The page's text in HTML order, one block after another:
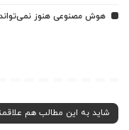
هوش مصنوعی هنوز
شاید به این مطالب هم